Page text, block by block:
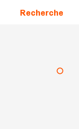
Recherche